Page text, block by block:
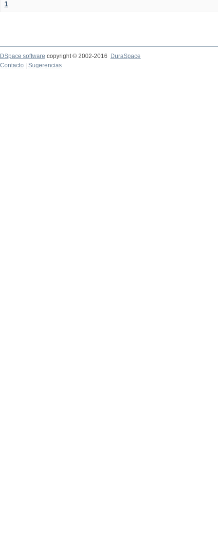
1
DSpace software copyright © 2002-2016
DuraSpace
Contacto
Sugerencias